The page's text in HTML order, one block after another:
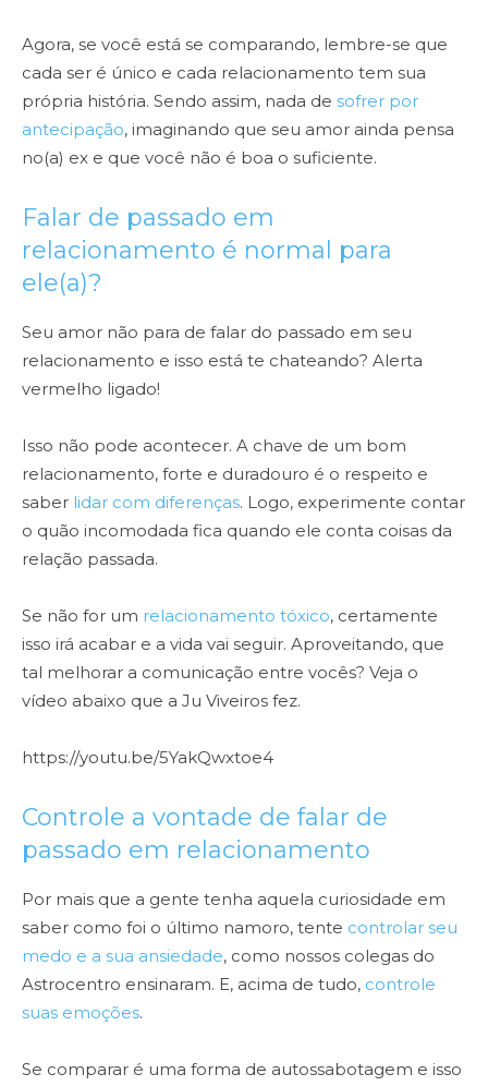
Agora, se você está se comparando, lembre-se que
cada ser é único e cada relacionamento tem sua
própria história. Sendo assim, nada de sofrer por
antecipação, imaginando que seu amor ainda pensa
no(a) ex e que você não é boa o suficiente.
Falar de passado em
relacionamento é normal para
ele(a)?
Seu amor não para de falar do passado em seu
relacionamento e isso está te chateando? Alerta
vermelho ligado!
Isso não pode acontecer. A chave de um bom
relacionamento, forte e duradouro é o respeito e
saber lidar com diferenças. Logo, experimente contar
o quão incomodada fica quando ele conta coisas da
relação passada.
Se não for um relacionamento tóxico, certamente
isso irá acabar e a vida vai seguir. Aproveitando, que
tal melhorar a comunicação entre vocês? Veja o
vídeo abaixo que a Ju Viveiros fez.
https://youtu.be/5YakQwxtoe4
Controle a vontade de falar de
passado em relacionamento
Por mais que a gente tenha aquela curiosidade em
saber como foi o último namoro, tente controlar seu
medo e a sua ansiedade, como nossos colegas do
Astrocentro ensinaram. E, acima de tudo, controle
suas emoções.
Se comparar é uma forma de autossabotagem e isso